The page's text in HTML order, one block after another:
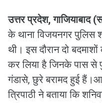
उत्तर प्रदेश, गाजियाबाद
के थाना विजयनगर पुलिस
थी। इस दौरान दो
कर लिया है जिनके पास से
गंडासे, छुरे बरामद हुई
त्रिपाठी ने बताया कि